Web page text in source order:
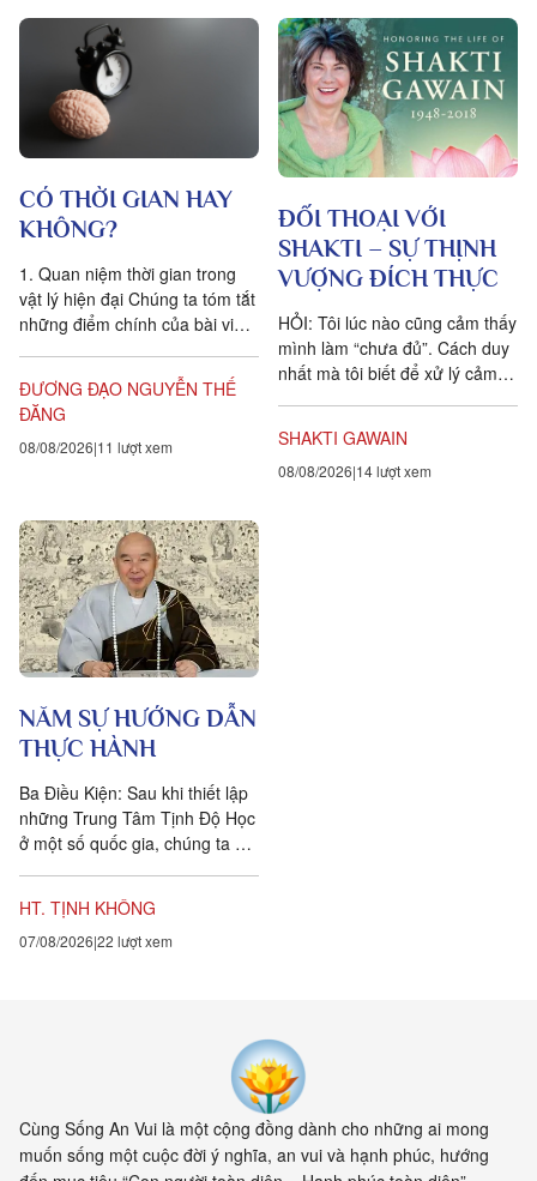
CÓ THỜI GIAN HAY
KHÔNG?
1. Quan niệm thời gian trong
vật lý hiện đại Chúng ta tóm tắt
những điểm chính của bài viết
Triết học Craig...
ĐƯƠNG ĐẠO NGUYỄN THẾ
ĐĂNG
08/08/2026 11 lượt xem
ĐỐI THOẠI VỚI
SHAKTI – SỰ THỊNH
VƯỢNG ĐÍCH THỰC
HỎI: Tôi lúc nào cũng cảm thấy
mình làm “chưa đủ”. Cách duy
nhất mà tôi biết để xử lý cảm
SHAKTI GAWAIN
08/08/2026 14 lượt xem
NĂM SỰ HƯỚNG DẪN
THỰC HÀNH
Ba Điều Kiện: Sau khi thiết lập
những Trung Tâm Tịnh Độ Học
ở một số quốc gia, chúng ta đặt
hành giả Tịnh...
HT. TỊNH KHÔNG
07/08/2026 22 lượt xem
Cùng Sống An Vui là một cộng đồng dành cho những ai mong
muốn sống một cuộc đời ý nghĩa, an vui và hạnh phúc, hướng